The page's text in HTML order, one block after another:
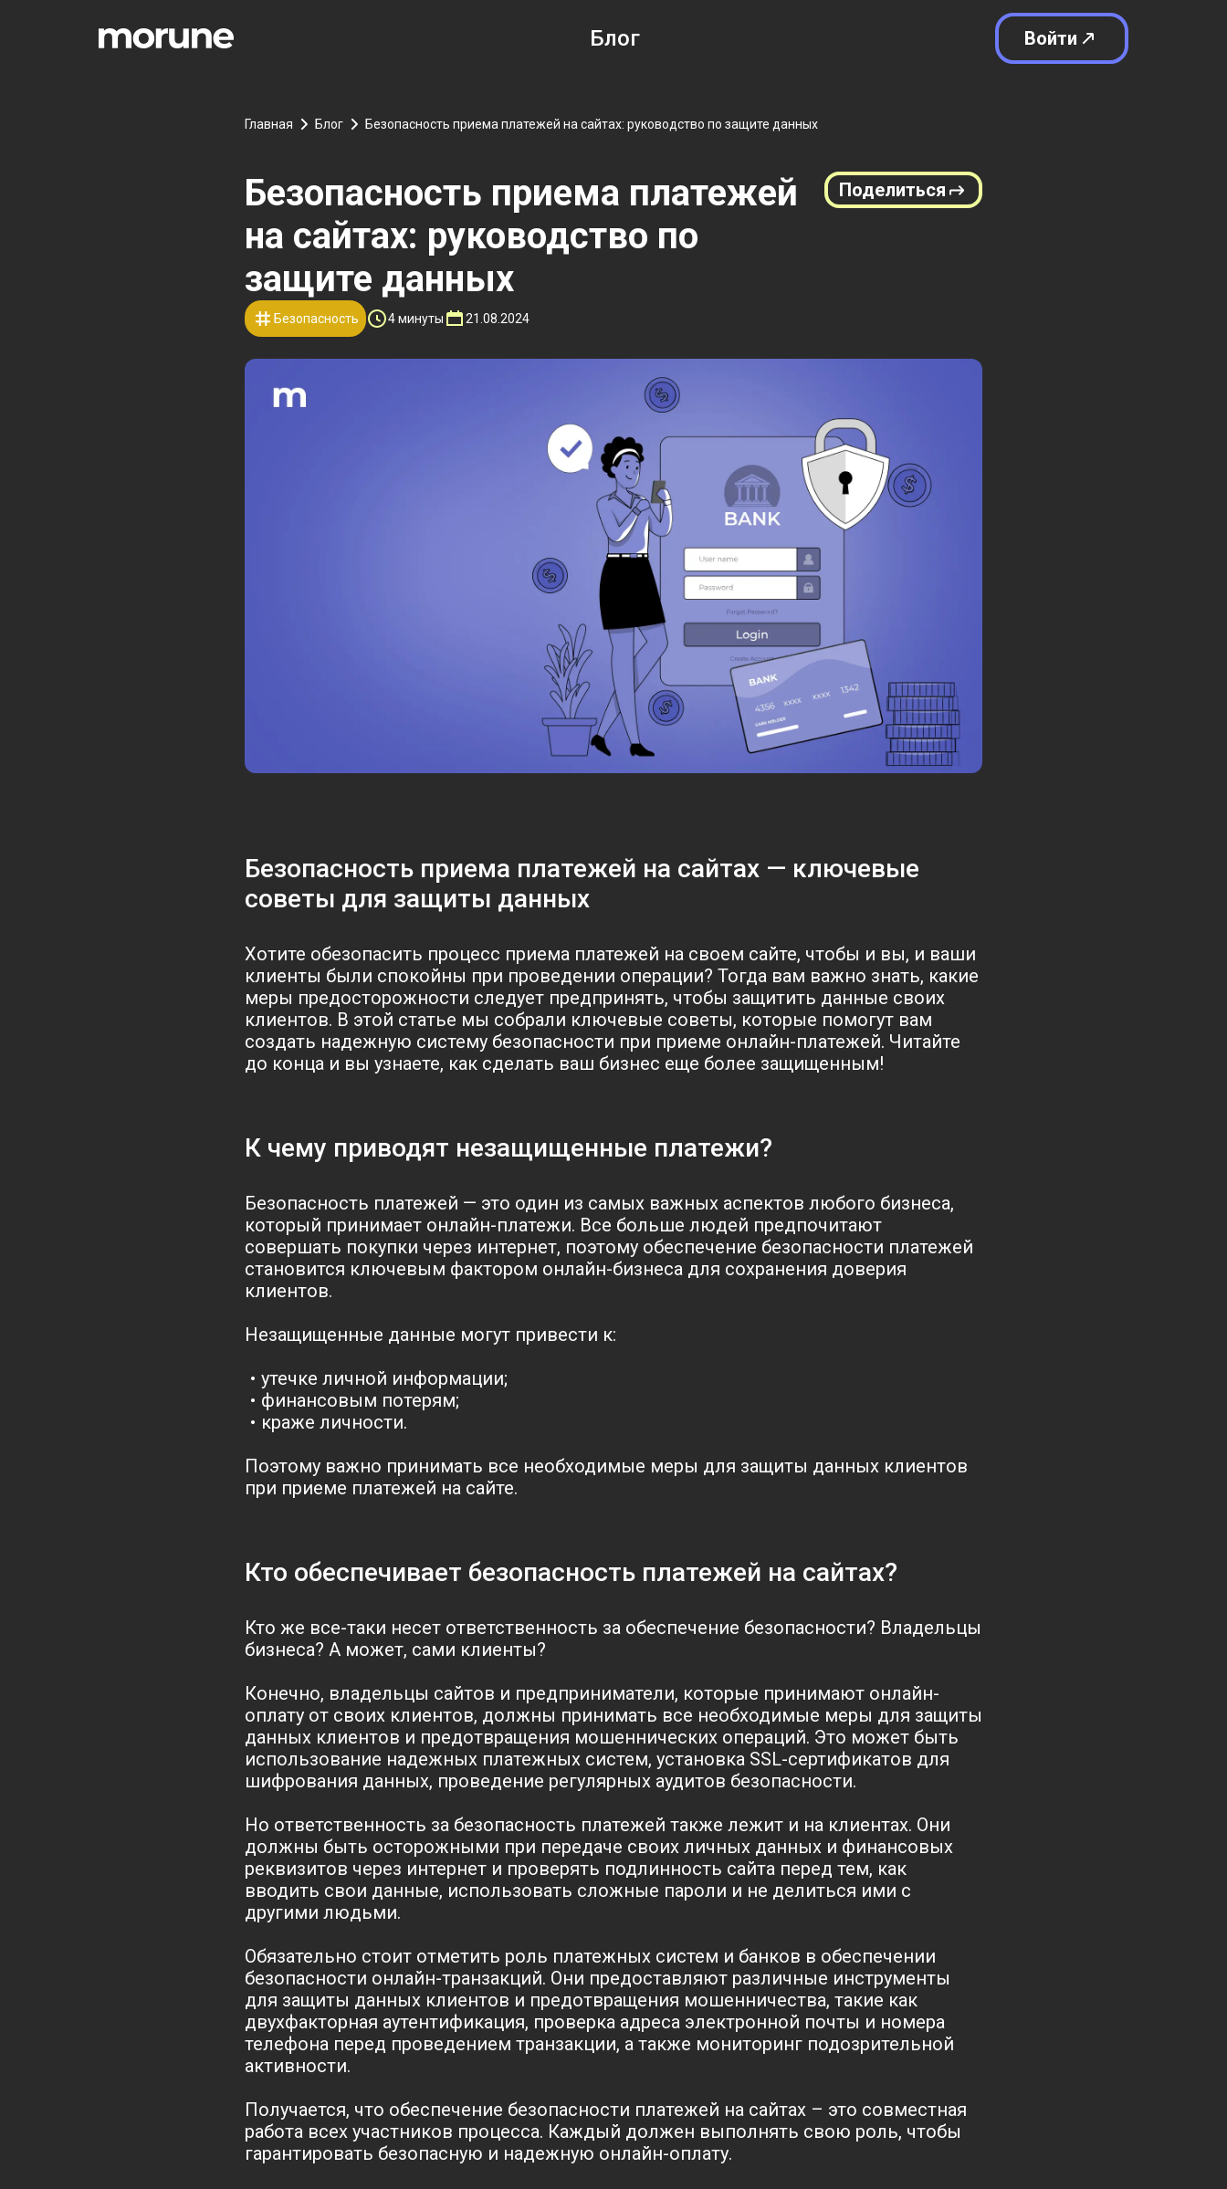
Блог Войти
Главная Блог Безопасность приема платежей на сайтах: руководство по защите данных
Безопасность приема платежей
на сайтах: руководство по
защите данных
Поделиться
Безопасность 4минуты 21.08.2024
Безопасность приема платежей на сайтах — ключевые
советы для защиты данных
Хотите обезопасить процесс приема платежей на своем сайте, чтобы и вы, и ваши
клиенты были спокойны при проведении операции? Тогда вам важно знать, какие
меры предосторожности следует предпринять, чтобы защитить данные своих
клиентов. В этой статье мы собрали ключевые советы, которые помогут вам
создать надежную систему безопасности при приеме онлайн-платежей. Читайте
до конца и вы узнаете, как сделать ваш бизнес еще более защищенным!
К чему приводят незащищенные платежи?
Безопасность платежей — это один из самых важных аспектов любого бизнеса,
который принимает онлайн-платежи. Все больше людей предпочитают
совершать покупки через интернет, поэтому обеспечение безопасности платежей
становится ключевым фактором онлайн-бизнеса для сохранения доверия
клиентов.
Незащищенные данные могут привести к:
утечке личной информации;
финансовым потерям;
краже личности.
Поэтому важно принимать все необходимые меры для защиты данных клиентов
при приеме платежей на сайте.
Кто обеспечивает безопасность платежей на сайтах?
Кто же все-таки несет ответственность за обеспечение безопасности? Владельцы
бизнеса? А может, сами клиенты?
Конечно, владельцы сайтов и предприниматели, которые принимают онлайн-
оплату от своих клиентов, должны принимать все необходимые меры для защиты
данных клиентов и предотвращения мошеннических операций. Это может быть
использование надежных платежных систем, установка SSL-сертификатов для
шифрования данных, проведение регулярных аудитов безопасности.
Но ответственность за безопасность платежей также лежит и на клиентах. Они
должны быть осторожными при передаче своих личных данных и финансовых
реквизитов через интернет и проверять подлинность сайта перед тем, как
вводить свои данные, использовать сложные пароли и не делиться ими с
другими людьми.
Обязательно стоит отметить роль платежных систем и банков в обеспечении
безопасности онлайн-транзакций. Они предоставляют различные инструменты
для защиты данных клиентов и предотвращения мошенничества, такие как
двухфакторная аутентификация, проверка адреса электронной почты и номера
телефона перед проведением транзакции, а также мониторинг подозрительной
активности.
Получается, что обеспечение безопасности платежей на сайтах – это совместная
работа всех участников процесса. Каждый должен выполнять свою роль, чтобы
гарантировать безопасную и надежную онлайн-оплату.